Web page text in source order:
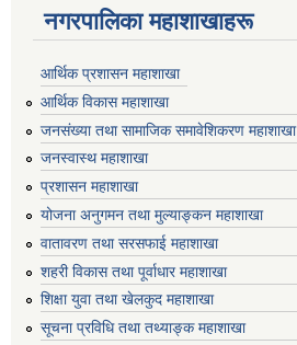
नगरपालिका महाशाखाहरू
आर्थिक प्रशासन महाशाखा
आर्थिक विकास महाशाखा
जनसंख्या तथा सामाजिक समावेशिकरण महाशाखा
जनस्वास्थ महाशाखा
प्रशासन महाशाखा
योजना अनुगमन तथा मुल्याङ्कन महाशाखा
वातावरण तथा सरसफाई महाशाखा
शहरी विकास तथा पूर्वाधार महाशाखा
शिक्षा युवा तथा खेलकुद महाशाखा
सूचना प्रविधि तथा तथ्याङ्क महाशाखा